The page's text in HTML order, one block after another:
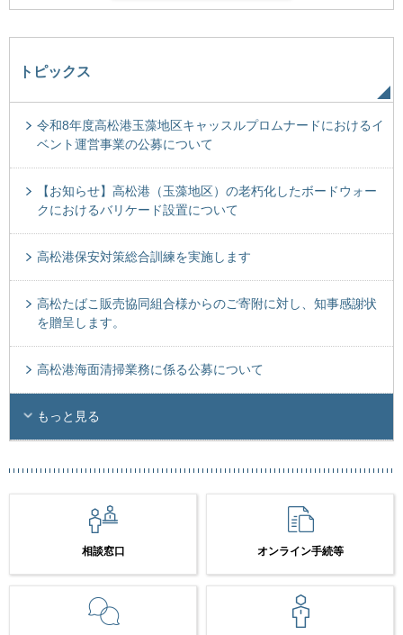
トピックス
令和8年度高松港玉藻地区キャッスルプロムナードにおけるイ
ベント運営事業の公募について
【お知らせ】高松港（玉藻地区）の老朽化したボードウォー
クにおけるバリケード設置について
高松港保安対策総合訓練を実施します
高松たばこ販売協同組合様からのご寄附に対し、知事感謝状
を贈呈します。
高松港海面清掃業務に係る公募について
もっと見る
相談窓口 オンライン手続等